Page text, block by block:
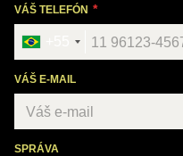
VÁŠ TELEFÓN
VÁŠ E-MAIL
SPRÁVA